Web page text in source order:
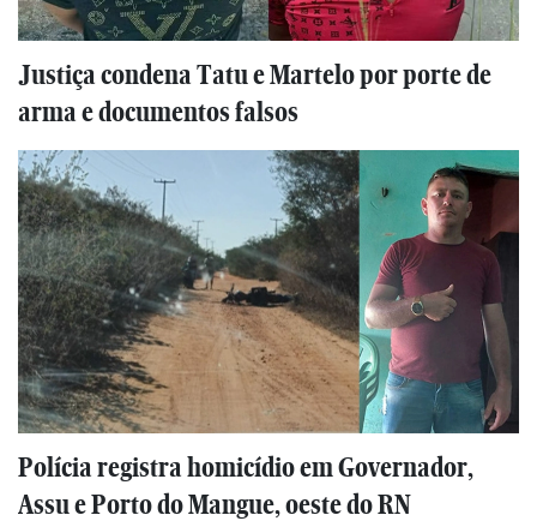
Justiça condena Tatu e Martelo por porte de
arma e documentos falsos
Polícia registra homicídio em Governador,
Assu e Porto do Mangue, oeste do RN